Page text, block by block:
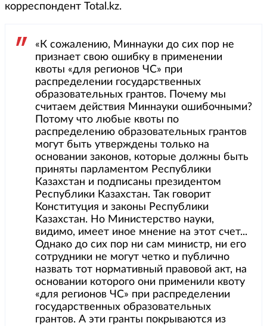
корреспондент Total.kz.
«К сожалению, Миннауки до сих пор не
признает свою ошибку в применении
квоты «для регионов ЧС» при
распределении государственных
образовательных грантов. Почему мы
считаем действия Миннауки ошибочными?
Потому что любые квоты по
распределению образовательных грантов
могут быть утверждены только на
основании законов, которые должны быть
приняты парламентом Республики
Казахстан и подписаны президентом
Республики Казахстан. Так говорит
Конституция и законы Республики
Казахстан. Но Министерство науки,
видимо, имеет иное мнение на этот счет...
Однако до сих пор ни сам министр, ни его
сотрудники не могут четко и публично
назвать тот нормативный правовой акт, на
основании которого они применили квоту
«для регионов ЧС» при распределении
государственных образовательных
грантов. А эти гранты покрываются из